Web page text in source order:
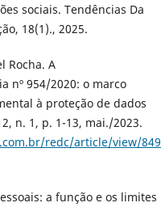
sociais. Tendências Da
18(1)., 2025.
Rocha. A
nº 954/2020: o marco
à proteção de dados
n. 1, p. 1-13, mai./2023.
redc/article/view/849
a função e os limites